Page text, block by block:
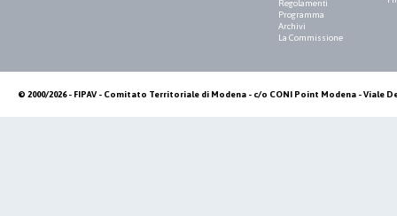
Regolamenti
Programma
Archivi
La Commissione
© 2000/2026 - FIPAV - Comitato Territoriale di Modena - c/o CONI Point Modena - Viale